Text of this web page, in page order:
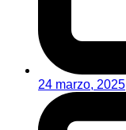
24 marzo, 2025